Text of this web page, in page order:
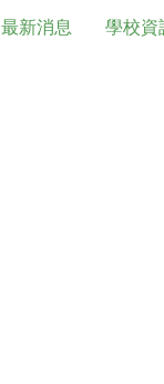
最新消息 學校資